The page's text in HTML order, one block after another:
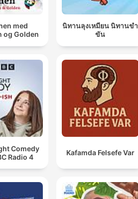
med
og Golden
นิทานลุงเหมียน นิทานขำ
ขัน
Comedy
Radio 4
Kafamda Felsefe Var